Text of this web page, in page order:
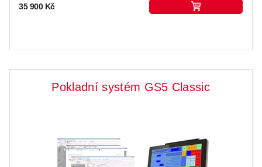
35 900 Kč
Pokladní systém GS5 Classic